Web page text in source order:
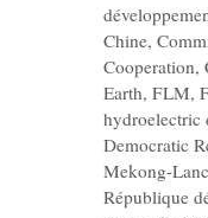
Chine,
Cooperation,
Earth, FLM,
hydroelectric
Democratic
Mekong-
République